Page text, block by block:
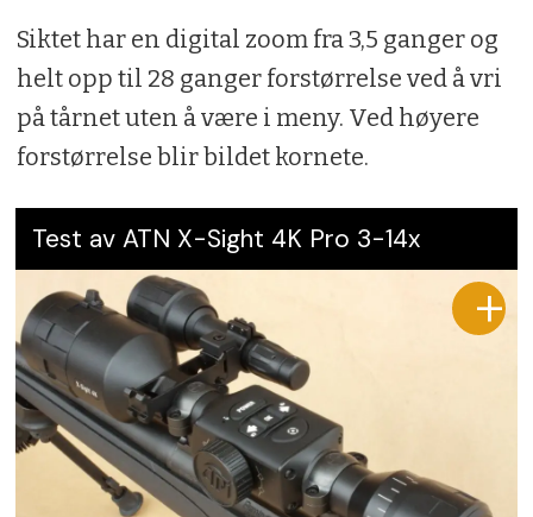
Siktet har en digital zoom fra 3,5 ganger og
helt opp til 28 ganger forstørrelse ved å vri
på tårnet uten å være i meny. Ved høyere
forstørrelse blir bildet kornete.
Test av ATN X-Sight 4K Pro 3-14x